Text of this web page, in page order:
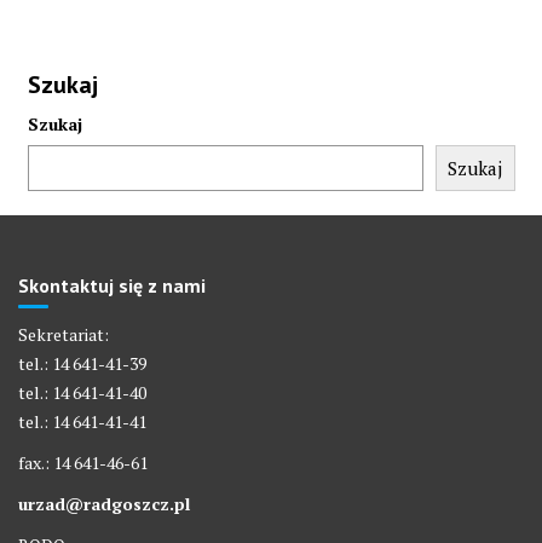
Szukaj
Szukaj
Szukaj
Skontaktuj się z nami
Sekretariat:
tel.: 14 641-41-39
tel.: 14 641-41-40
tel.: 14 641-41-41
fax.: 14 641-46-61
urzad@radgoszcz.pl